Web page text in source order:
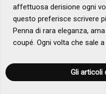
affettuosa derisione ogni
questo preferisce scrivere
Penna di rara eleganza,
coupé. Ogni volta che sale
Gli articoli